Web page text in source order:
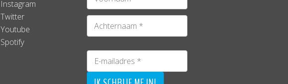
Instagram
Twitter
Youtube
Spotify